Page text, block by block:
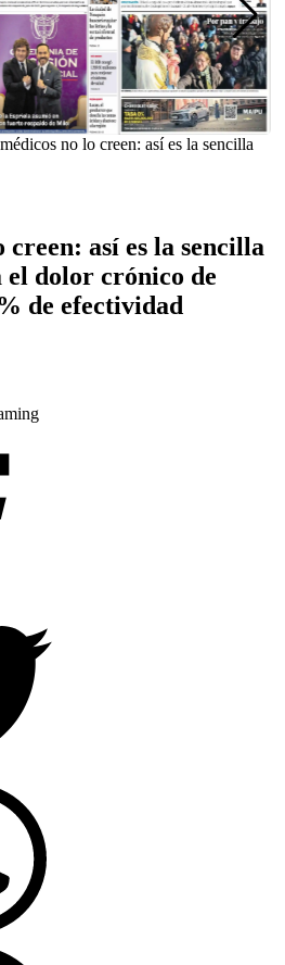
no lo creen: así es la sencilla
creen: así es la sencilla
dolor crónico de
de efectividad